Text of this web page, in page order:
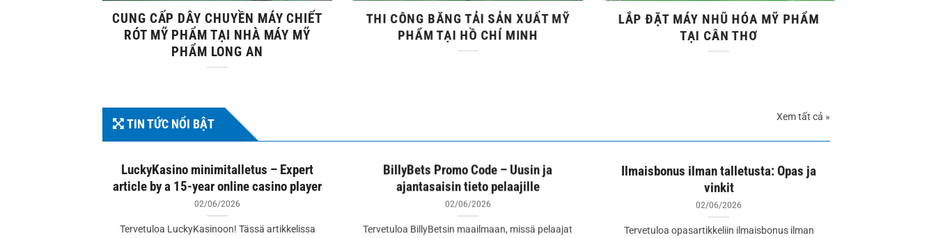
CUNG CẤP DÂY CHUYỀN MÁY CHIẾT
RÓT MỸ PHẨM TẠI NHÀ MÁY MỸ
PHẨM LONG AN
THI CÔNG BĂNG TẢI SẢN XUẤT MỸ
PHẨM TẠI HỒ CHÍ MINH
LẮP ĐẶT MÁY NHŨ HÓA MỸ PHẨM
TẠI CÂN THƠ
TIN TỨC NỔI BẬT Xem tất cả »
LuckyKasino minimitalletus – Expert
article by a 15-year online casino player
02/06/2026
Tervetuloa LuckyKasinoon! Tässä artikkelissa
BillyBets Promo Code – Uusin ja
ajantasaisin tieto pelaajille
02/06/2026
Tervetuloa BillyBetsin maailmaan, missä pelaajat
Ilmaisbonus ilman talletusta: Opas ja
vinkit
02/06/2026
Tervetuloa opasartikkeliin ilmaisbonus ilman